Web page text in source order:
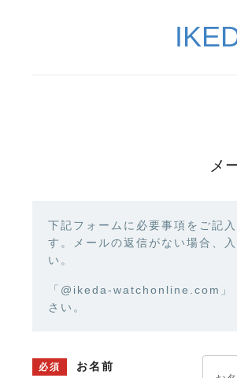
メ
下記フォームに必要事項をご記
す。メールの返信がない場合、
い。
「@ikeda-watchonline.com」
さい。
必須 お名前